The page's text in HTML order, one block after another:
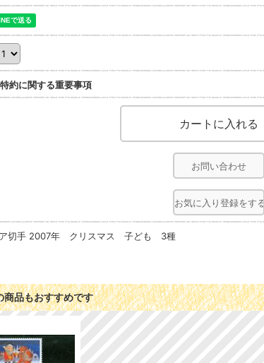
約に関する重要事項
お問い合わせ
お気に入り登録をする
ア切手 2007年 クリスマス 子ども 3種
商品もおすすめです